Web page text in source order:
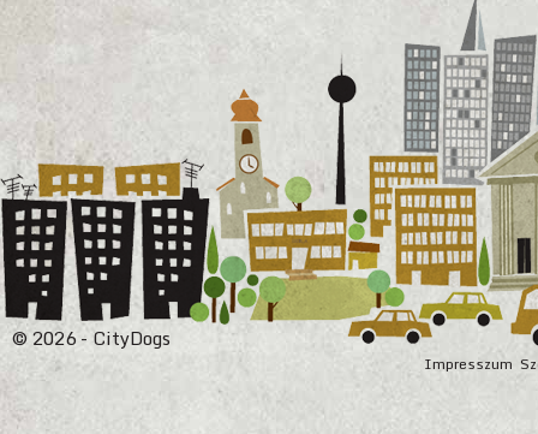
Impresszum
© 2026 - CityDogs